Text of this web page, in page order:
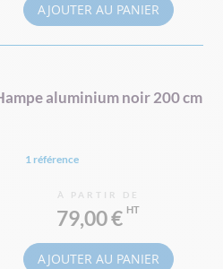
AJOUTER AU PANIER
aluminium noir 200 cm
1 référence
À PARTIR DE
79,00 €
AJOUTER AU PANIER